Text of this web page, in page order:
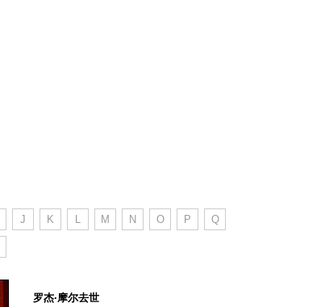
J K L M N O P Q
罗杰·摩尔去世